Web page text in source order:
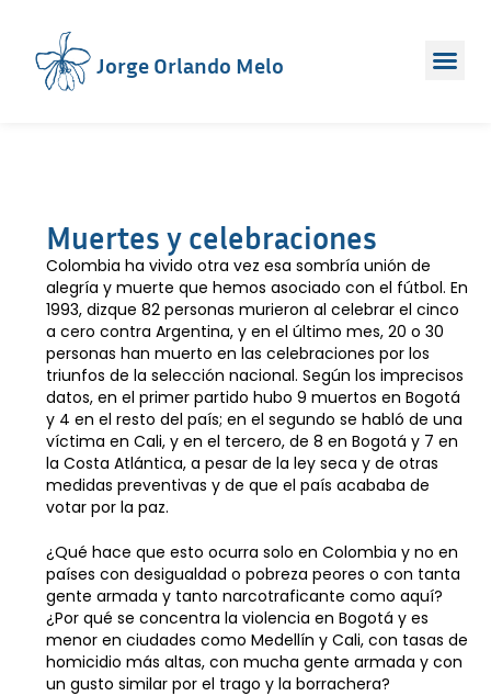
Jorge Orlando Melo
Muertes y celebraciones
Colombia ha vivido otra vez esa sombría unión de
alegría y muerte que hemos asociado con el fútbol. En
1993, dizque 82 personas murieron al celebrar el cinco
a cero contra Argentina, y en el último mes, 20 o 30
personas han muerto en las celebraciones por los
triunfos de la selección nacional. Según los imprecisos
datos, en el primer partido hubo 9 muertos en Bogotá
y 4 en el resto del país; en el segundo se habló de una
víctima en Cali, y en el tercero, de 8 en Bogotá y 7 en
la Costa Atlántica, a pesar de la ley seca y de otras
medidas preventivas y de que el país acababa de
votar por la paz.
¿Qué hace que esto ocurra solo en Colombia y no en
países con desigualdad o pobreza peores o con tanta
gente armada y tanto narcotraficante como aquí?
¿Por qué se concentra la violencia en Bogotá y es
menor en ciudades como Medellín y Cali, con tasas de
homicidio más altas, con mucha gente armada y con
un gusto similar por el trago y la borrachera?